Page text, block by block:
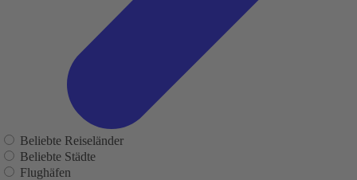
Beliebte Reiseländer
Beliebte Städte
Flughäfen